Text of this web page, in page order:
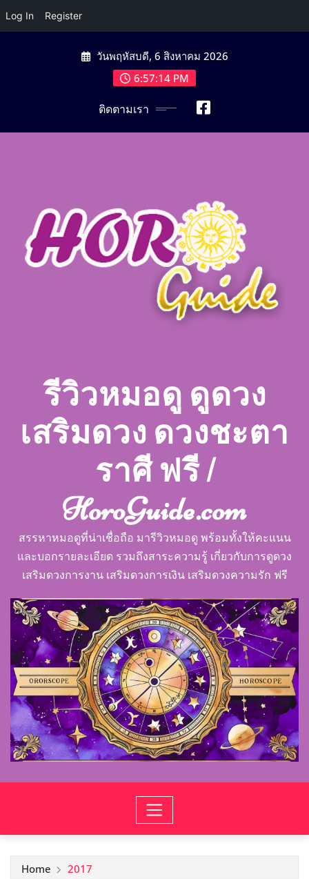
Log In Register
วันพฤหัสบดี, 6 สิงหาคม 2026
6:57:15 PM
ติดตามเรา
รีวิวหมอดู ดูดวง
เสริมดวง ดวงชะตา
ราศี ฟรี |
HoroGuide.com
สรรหาหมอดูที่น่าเชื่อถือ มารีวิวหมอดู พร้อมทั้งให้คะแนน
และบอกรายละเอียด รวมถึงสาระความรู้ เกี่ยวกับการดูดวง
เสริมดวงการงาน เสริมดวงการเงิน เสริมดวงความรัก ฟรี
Home 2017